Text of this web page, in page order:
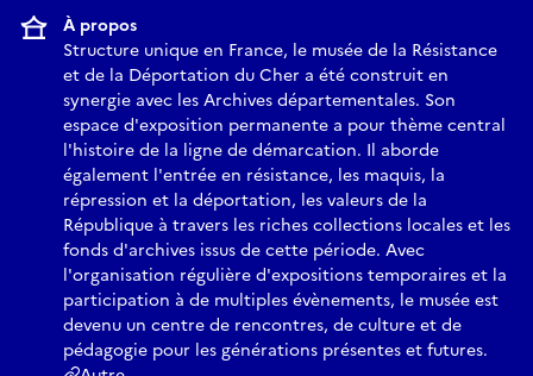
À propos
Structure unique en France, le musée de la Résistance
et de la Déportation du Cher a été construit en
synergie avec les Archives départementales. Son
espace d'exposition permanente a pour thème central
l'histoire de la ligne de démarcation. Il aborde
également l'entrée en résistance, les maquis, la
répression et la déportation, les valeurs de la
République à travers les riches collections locales et les
fonds d'archives issus de cette période. Avec
l'organisation régulière d'expositions temporaires et la
participation à de multiples évènements, le musée est
devenu un centre de rencontres, de culture et de
pédagogie pour les générations présentes et futures.